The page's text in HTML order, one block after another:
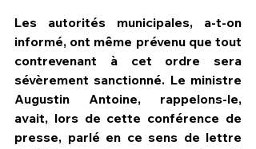
Les autorités municipales, a-t-on
informé, ont même prévenu que tout
contrevenant à cet ordre sera
sévèrement sanctionné. Le ministre
Augustin Antoine, rappelons-le,
avait, lors de cette conférence de
presse, parlé en ce sens de lettre